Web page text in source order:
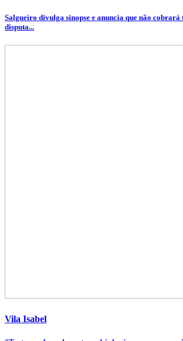
Salgueiro divulga sinopse e anuncia que não
disputa...
Vila Isabel